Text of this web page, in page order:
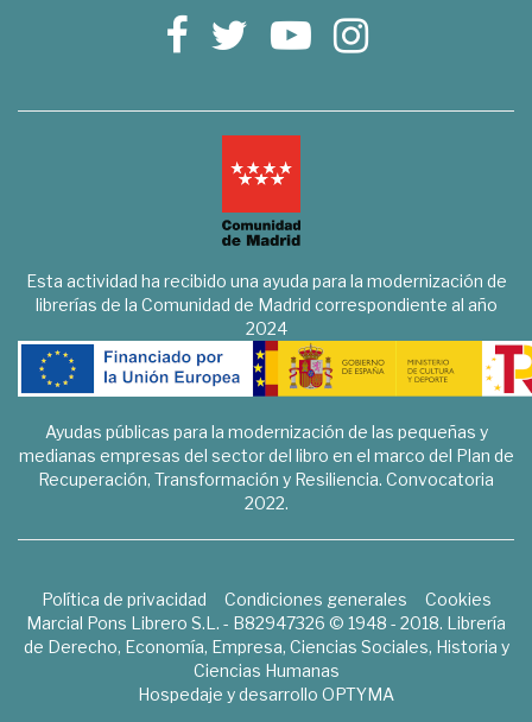
Esta actividad ha recibido una ayuda para la modernización de
librerías de la Comunidad de Madrid correspondiente al año
2024
Ayudas públicas para la modernización de las pequeñas y
medianas empresas del sector del libro en el marco del Plan de
Recuperación, Transformación y Resiliencia. Convocatoria
2022.
Política de privacidad Condiciones generales
Cookies
Marcial Pons Librero S.L. - B82947326 © 1948 - 2018. Librería
de Derecho, Economía, Empresa, Ciencias Sociales, Historia y
Ciencias Humanas
Hospedaje y desarrollo OPTYMA